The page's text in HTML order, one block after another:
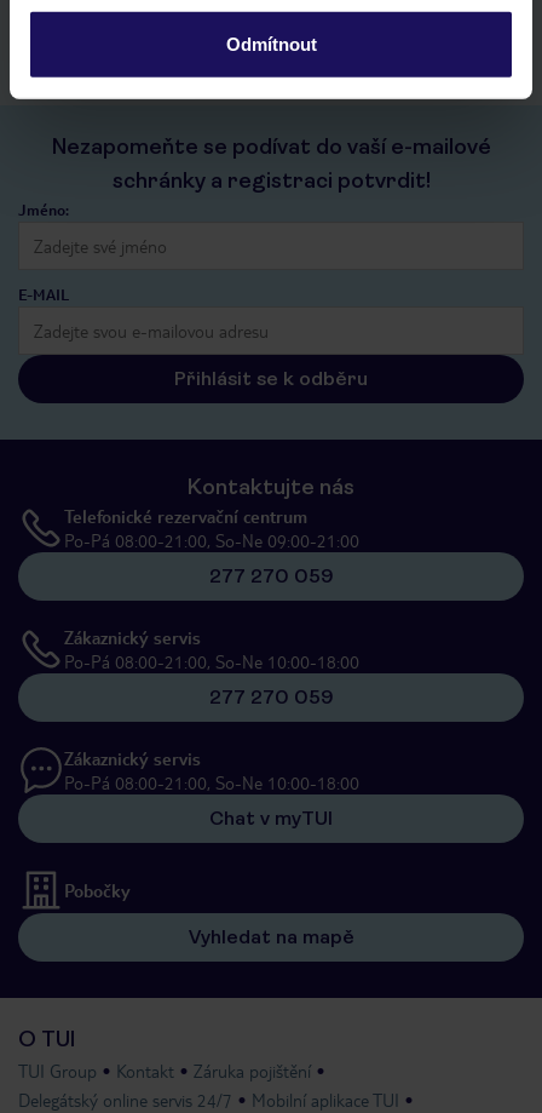
Odmítnout
kontakt s TUI a všechny informace o tvé rezervaci v myTUI
Nezapomeňte se podívat do vaší e-mailové
schránky a registraci potvrdit!
Jméno:
E-MAIL
Přihlásit se k odběru
Kontaktujte nás
Telefonické rezervační centrum
Po-Pá 08:00-21:00, So-Ne 09:00-21:00
277 270 059
Zákaznický servis
Po-Pá 08:00-21:00, So-Ne 10:00-18:00
277 270 059
Zákaznický servis
Po-Pá 08:00-21:00, So-Ne 10:00-18:00
Chat v myTUI
Pobočky
Vyhledat na mapě
O TUI
TUI Group Kontakt
Záruka pojištění
Delegátský online servis 24/7
Mobilní aplikace TUI